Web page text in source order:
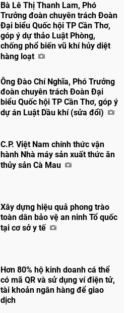
Bà Lê Thị Thanh Lam, Phó
Trưởng đoàn chuyên trách Đoàn
Đại biểu Quốc hội TP Cần Thơ,
góp ý dự thảo Luật Phòng,
chống phổ biến vũ khí hủy diệt
hàng loạt
Ông Đào Chí Nghĩa, Phó Trưởng
đoàn chuyên trách Đoàn Đại
biểu Quốc hội TP Cần Thơ, góp ý
dự án Luật Dầu khí (sửa đổi)
C.P. Việt Nam chính thức vận
hành Nhà máy sản xuất thức ăn
thủy sản Cà Mau
Xây dựng hiệu quả phong trào
toàn dân bảo vệ an ninh Tổ quốc
tại cơ sở y tế
Hơn 80% hộ kinh doanh cá thể
có mã QR và sử dụng ví điện tử,
tài khoản ngân hàng để giao
dịch